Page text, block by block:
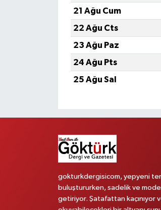
21 Ağu Cum
22 Ağu Cts
23 Ağu Paz
24 Ağu Pts
25 Ağu Sal
gokturkdergisicom, yepyeni
buluştururken, sadelik ve
getiriyor. Şatafattan kaçınıyor